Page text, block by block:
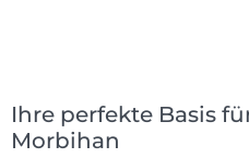
Ihre perfekte Basis
Morbihan